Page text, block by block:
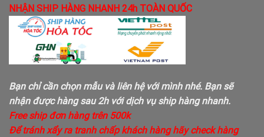
NHẬN SHIP HÀNG NHANH 24h TOÀN QUỐC
Bạn chỉ cần chọn mẫu và liên hệ với mình nhé. Bạn sẽ
nhận được hàng sau 2h với dịch vụ ship hàng nhanh.
Free ship đơn hàng trên 500k
Để tránh xẩy ra tranh chấp khách hàng hãy check hàng